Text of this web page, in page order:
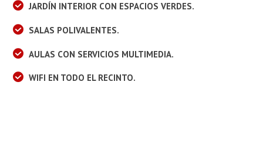
JARDÍN INTERIOR CON ESPACIOS VERDES.
SALAS POLIVALENTES.
AULAS CON SERVICIOS MULTIMEDIA.
WIFI EN TODO EL RECINTO.